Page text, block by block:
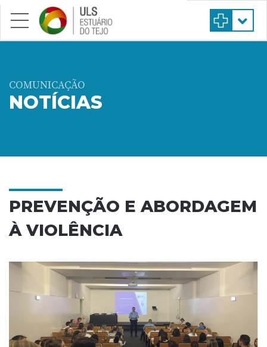
Saltar para conteúdo principal
COMUNICAÇÃO
NOTÍCIAS
PREVENÇÃO E ABORDAGEM
À VIOLÊNCIA